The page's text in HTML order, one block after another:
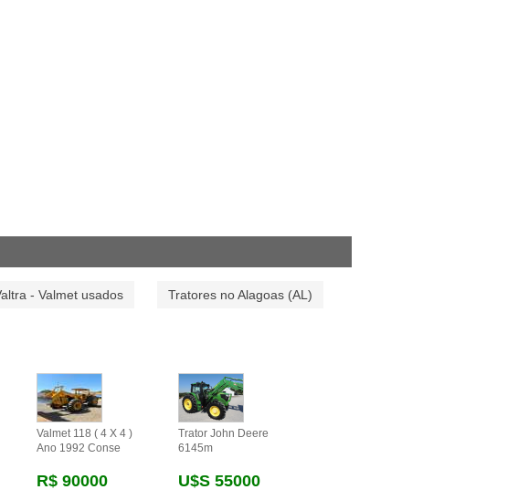
- Valmet usados Tratores no Alagoas (AL)
Valmet 118 ( 4 X 4 )
Ano 1992 Conse
R$ 90000
Trator John Deere
6145m
U$s 55000